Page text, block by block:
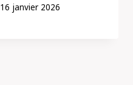
16 janvier 2026